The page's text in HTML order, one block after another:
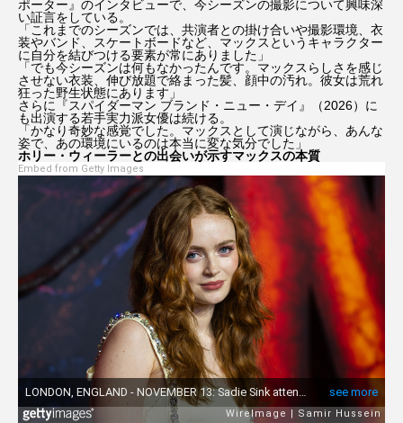
ゲイテン・マタラッツォ ケイト・ブランシェット
ゴジラ-1.0 ザ・バットマン
ジェームズ・ガン ジェームズ・キャメロン
ジェニファー・アニストン シャーリーズ・セロン
ジュラシック・ワールド ジュリア・ロバーツ
ジョセフ・クイン ジョニー・デップ
ジョン・ウィック ジョン・バーンサル
シンシア・エリヴォ スカーレット・ヨハンソン
ストレンジャー・シングス5 スパイダーマン
ポーター』のインタビューで、今シーズンの撮影について興味深
い証言をしている。
「これまでのシーズンでは、共演者との掛け合いや撮影環境、衣
装やバンド、スケートボードなど、マックスというキャラクター
に自分を結びつける要素が常にありました」
「でも今シーズンは何もなかったんです。マックスらしさを感じ
させない衣装、伸び放題で絡まった髪、顔中の汚れ。彼女は荒れ
狂った野生状態にあります」
さらに『スパイダーマン ブランド・ニュー・デイ』（2026）に
も出演する若手実力派女優は続ける。
「かなり奇妙な感覚でした。マックスとして演じながら、あんな
姿で、あの環境にいるのは本当に変な気分でした」
ホリー・ウィーラーとの出会いが示すマックスの本質
Embed from Getty Images